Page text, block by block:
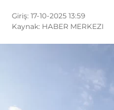
Giriş: 17-10-2025 13:59
Kaynak: HABER MERKEZI